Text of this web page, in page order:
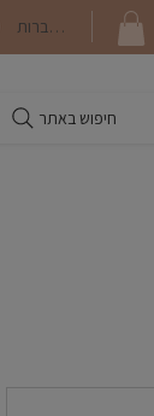
התחברות
חיפוש באתר